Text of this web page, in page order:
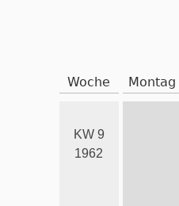
Woche Montag
KW 9
1962